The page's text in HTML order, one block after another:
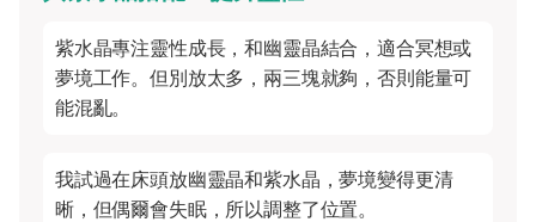
紫水晶專注靈性成長，和幽靈晶結合，適合冥想或
夢境工作。但別放太多，兩三塊就夠，否則能量可
能混亂。
我試過在床頭放幽靈晶和紫水晶，夢境變得更清
晰，但偶爾會失眠，所以調整了位置。